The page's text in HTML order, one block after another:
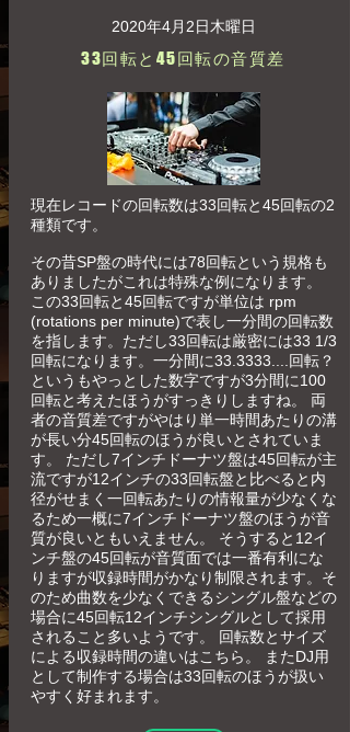
2020年4月2日木曜日
33回転と45回転の音質差
現在レコードの回転数は33回転と45回転の2
種類です。
その昔SP盤の時代には78回転という規格も
ありましたがこれは特殊な例になります。
この33回転と45回転ですが単位は rpm
(rotations per minute)で表し一分間の回転数
を指します。ただし33回転は厳密には33 1/3
回転になります。一分間に33.3333....回転？
というもやっとした数字ですが3分間に100
回転と考えたほうがすっきりしますね。 両
者の音質差ですがやはり単一時間あたりの溝
が長い分45回転のほうが良いとされていま
す。 ただし7インチドーナツ盤は45回転が主
流ですが12インチの33回転盤と比べると内
径がせまく一回転あたりの情報量が少なくな
るため一概に7インチドーナツ盤のほうが音
質が良いともいえません。 そうすると12イ
ンチ盤の45回転が音質面では一番有利にな
りますが収録時間がかなり制限されます。そ
のため曲数を少なくできるシングル盤などの
場合に45回転12インチシングルとして採用
されること多いようです。 回転数とサイズ
による収録時間の違いはこちら。 またDJ用
として制作する場合は33回転のほうが扱い
やすく好まれます。